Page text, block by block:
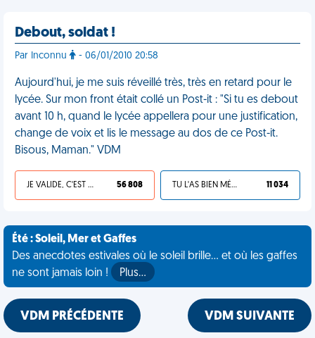
Debout, soldat !
Par Inconnu - 06/01/2010 20:58
Aujourd'hui, je me suis réveillé très, très en retard pour le
lycée. Sur mon front était collé un Post-it : "Si tu es debout
avant 10 h, quand le lycée appellera pour une justification,
change de voix et lis le message au dos de ce Post-it.
Bisous, Maman." VDM
JE VALIDE, C'EST UNE VDM 56 808 TU L'AS BIEN MÉRITÉ 11 034
Été : Soleil, Mer et Gaffes
Des anecdotes estivales où le soleil brille... et où les gaffes
ne sont jamais loin !
Plus…
VDM PRÉCÉDENTE VDM SUIVANTE